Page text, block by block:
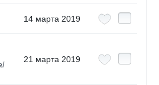
14 марта 2019
21 марта 2019